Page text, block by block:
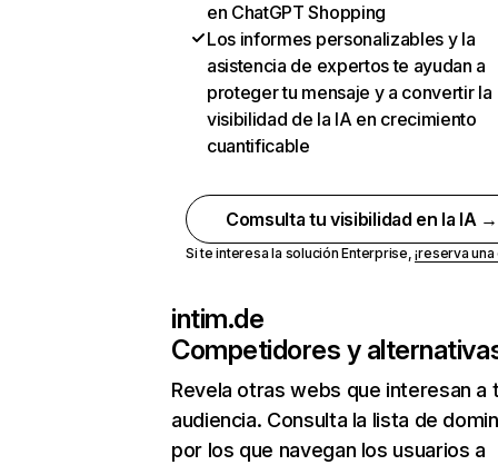
en ChatGPT Shopping
Los informes personalizables y la
asistencia de expertos te ayudan a
proteger tu mensaje y a convertir la
visibilidad de la IA en crecimiento
cuantificable
Comsulta tu visibilidad en la IA →
Si te interesa la solución Enterprise,¡reserva
intim.de
Competidores y
Revela otras webs que interesan a
audiencia. Consulta la lista de
por los que navegan los usuarios a